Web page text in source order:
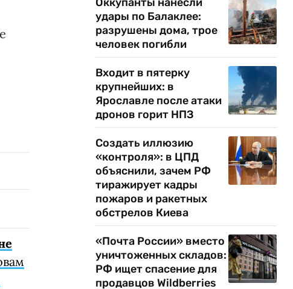
удары по Балаклее:
разрушены дома, трое
человек погибли
Входит в пятерку
крупнейших: в
Ярославле после атаки
дронов горит НПЗ
Создать иллюзию
«контроля»: в ЦПД
объяснили, зачем РФ
тиражирует кадры
пожаров и ракетных
обстрелов Киева
«Почта России» вместо
уничтоженных складов:
РФ ищет спасение для
продавцов Wildberries